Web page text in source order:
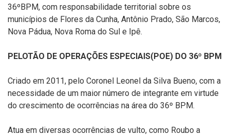
36ºBPM, com responsabilidade territorial sobre os
municípios de Flores da Cunha, Antônio Prado, São Marcos,
Nova Pádua, Nova Roma do Sul e Ipê.
PELOTÃO DE OPERAÇÕES ESPECIAIS(POE) DO 36º BPM
Criado em 2011, pelo Coronel Leonel da Silva Bueno, com a
necessidade de um maior número de integrante em virtude
do crescimento de ocorrências na área do 36º BPM.
Atua em diversas ocorrências de vulto, como Roubo a